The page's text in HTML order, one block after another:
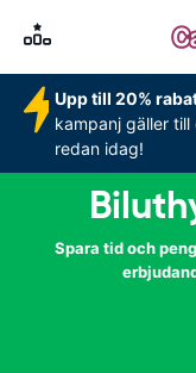
Upp till 20%
kampanj gäller
redan idag!
Spara tid och